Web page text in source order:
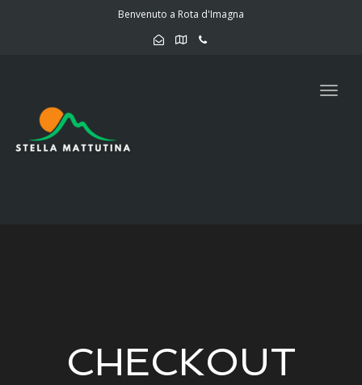
Benvenuto a Rota d'Imagna
CHECKOUT